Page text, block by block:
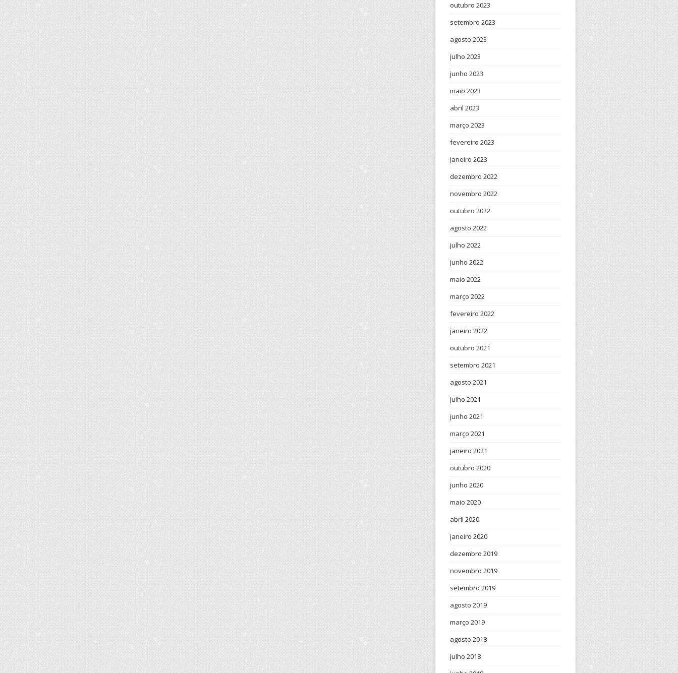
outubro 2023
setembro 2023
agosto 2023
julho 2023
junho 2023
maio 2023
abril 2023
março 2023
fevereiro 2023
janeiro 2023
dezembro 2022
novembro 2022
outubro 2022
agosto 2022
julho 2022
junho 2022
maio 2022
março 2022
fevereiro 2022
janeiro 2022
outubro 2021
setembro 2021
agosto 2021
julho 2021
junho 2021
março 2021
janeiro 2021
outubro 2020
junho 2020
maio 2020
abril 2020
janeiro 2020
dezembro 2019
novembro 2019
setembro 2019
agosto 2019
março 2019
agosto 2018
julho 2018